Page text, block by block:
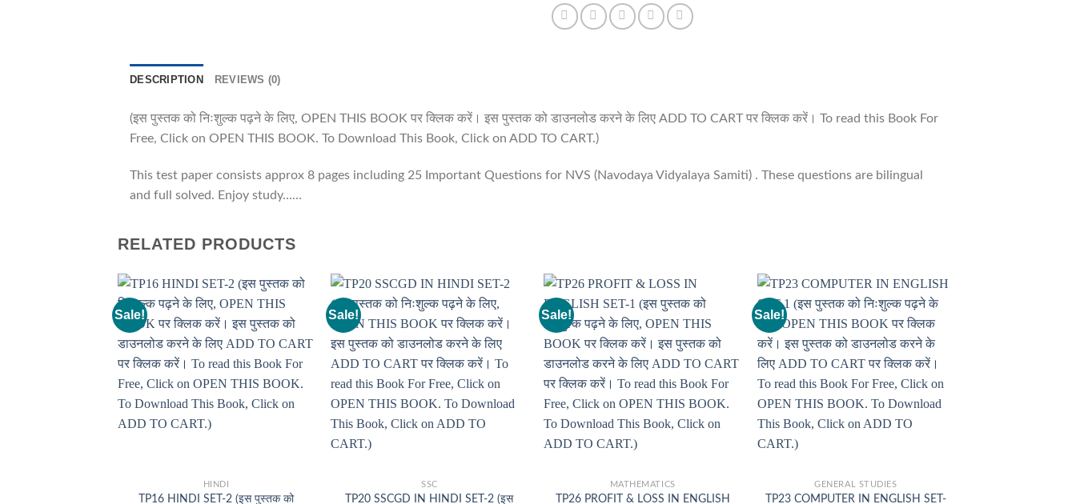
DESCRIPTION REVIEWS (0)
(इस पुस्तक को निःशुल्क पढ़ने के लिए, OPEN THIS BOOK पर क्लिक करें। इस पुस्तक को डाउनलोड करने के लिए ADD TO CART पर क्लिक करें। To read this Book For
Free, Click on OPEN THIS BOOK. To Download This Book, Click on ADD TO CART.)
This test paper consists approx 8 pages including 25 Important Questions for NVS (Navodaya Vidyalaya Samiti) . These questions are bilingual
and full solved. Enjoy study……
RELATED PRODUCTS
Sale!
HINDI
TP16 HINDI SET-2 (इस पुस्तक को
Sale!
SSC
TP20 SSCGD IN HINDI SET-2 (इस
Sale!
MATHEMATICS
TP26 PROFIT & LOSS IN ENGLISH
Sale!
GENERAL STUDIES
TP23 COMPUTER IN ENGLISH SET-